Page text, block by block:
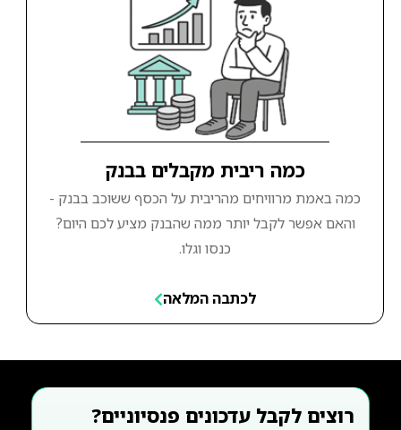
כמה ריבית מקבלים בבנק
כמה באמת מרוויחים מהריבית על הכסף ששוכב בבנק -
והאם אפשר לקבל יותר ממה שהבנק מציע לכם היום?
כנסו וגלו.
לכתבה המלאה
רוצים לקבל עדכונים פנסיוניים?